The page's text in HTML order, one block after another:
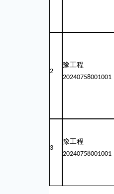
2
豫工程
20240758001001
3
豫工程
20240758001001